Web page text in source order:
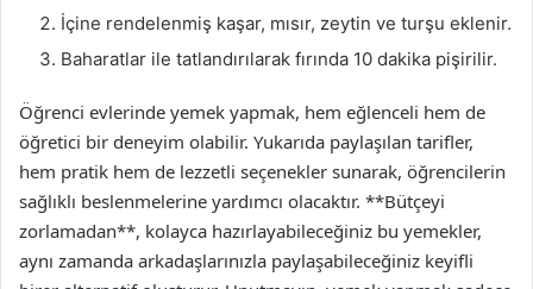
İçine rendelenmiş kaşar, mısır, zeytin ve turşu eklenir.
Baharatlar ile tatlandırılarak fırında 10 dakika pişirilir.
Öğrenci evlerinde yemek yapmak, hem eğlenceli hem de
öğretici bir deneyim olabilir. Yukarıda paylaşılan tarifler,
hem pratik hem de lezzetli seçenekler sunarak, öğrencilerin
sağlıklı beslenmelerine yardımcı olacaktır. **Bütçeyi
zorlamadan**, kolayca hazırlayabileceğiniz bu yemekler,
aynı zamanda arkadaşlarınızla paylaşabileceğiniz keyifli